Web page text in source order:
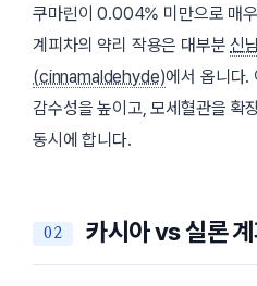
쿠마린이 0.004% 미만으로 매
계피차의 약리 작용은 대부분신
(cinnamaldehyde)에서 옵니다.
감수성을 높이고, 모세혈관을 확
동시에 합니다.
카시아 vs 실론